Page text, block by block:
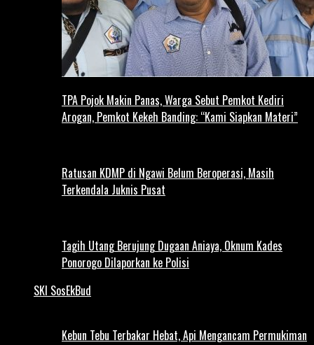
TPA Pojok Makin Panas, Warga Sebut Pemkot Kediri
Arogan, Pemkot Kekeh Banding: “Kami Siapkan Materi”
Ratusan KDMP di Ngawi Belum Beroperasi, Masih
Terkendala Juknis Pusat
Tagih Utang Berujung Dugaan Aniaya, Oknum Kades
Ponorogo Dilaporkan ke Polisi
SKI SosEkBud
Kebun Tebu Terbakar Hebat, Api Mengancam Permukiman